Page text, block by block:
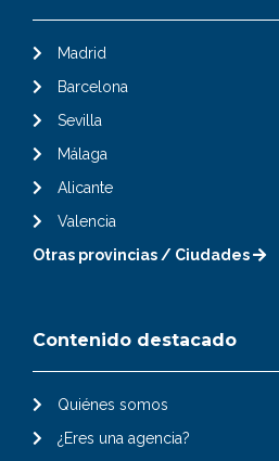
Madrid
Barcelona
Sevilla
Málaga
Alicante
Valencia
Otras provincias / Ciudades
Contenido destacado
Quiénes somos
¿Eres una agencia?